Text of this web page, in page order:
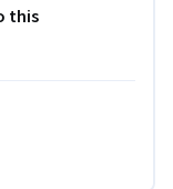
this